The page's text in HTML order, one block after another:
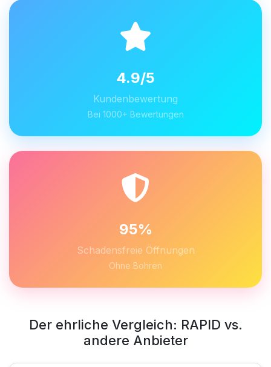
4.9/5
Kundenbewertung
Bei 1000+ Bewertungen
95%
Schadensfreie Öffnungen
Ohne Bohren
Der ehrliche Vergleich: RAPID vs.
andere Anbieter